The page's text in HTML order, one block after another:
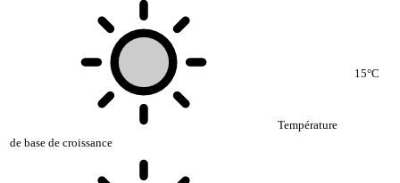
Température
de base de croissance
15°C